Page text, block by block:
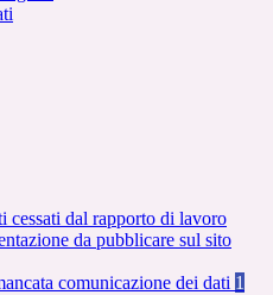
cessati dal rapporto di lavoro
da pubblicare sul sito
comunicazione dei dati 1